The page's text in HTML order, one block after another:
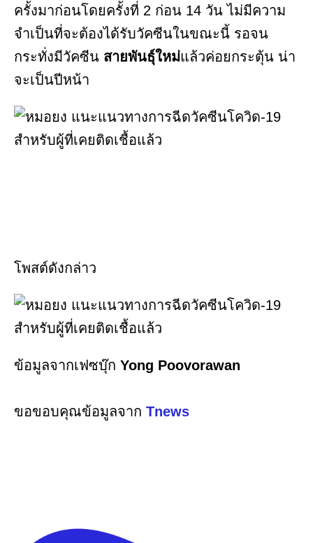
ครั้งมาก่อนโดยครั้งที่ 2 ก่อน 14 วัน ไม่มีความ
จำเป็นที่จะต้องได้รับวัคซีนในขณะนี้ รอจน
กระทั่งมีวัคซีน สายพันธุ์ใหม่แล้วค่อยกระตุ้น น่า
จะเป็นปีหน้า
โพสต์ดังกล่าว
ข้อมูลจากเฟซบุ๊ก Yong Poovorawan
ขอขอบคุณข้อมูลจาก Tnews